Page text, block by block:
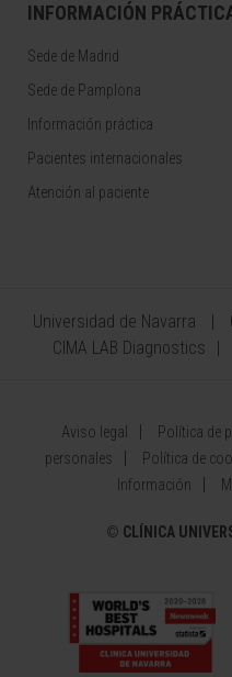
INFORMACIÓN
Sede de Madrid
Sede de Pamplona
Información práctica
Pacientes internacionales
Atención al paciente
Universidad de Navarra
CIMA LAB Diagnostics
Aviso legal Política de
personales
Política de
Información
© CLÍNICA